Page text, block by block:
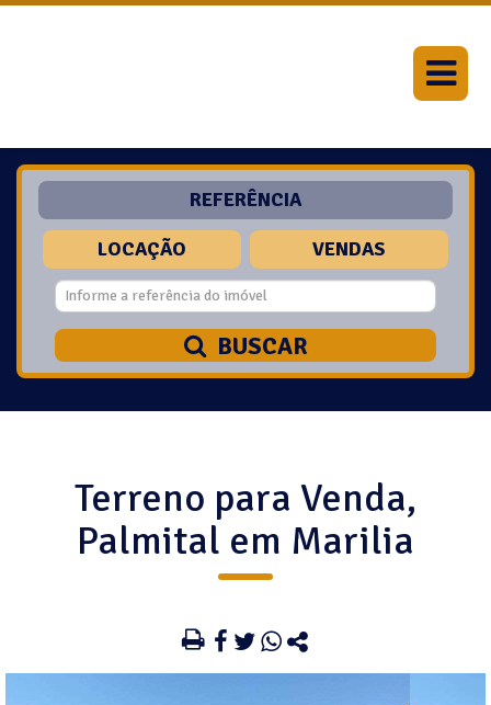
REFERÊNCIA
LOCAÇÃO VENDAS
BUSCAR
Terreno para Venda,
Palmital em Marilia